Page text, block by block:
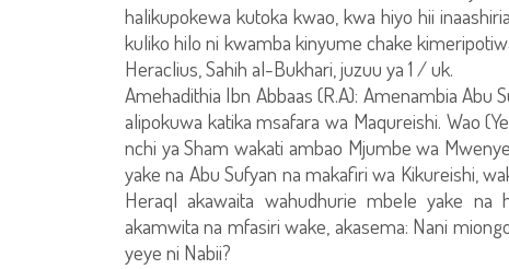
halikupokewa kutoka kwao, kwa hiyo hii
kuliko hilo ni kwamba kinyume chake
Heraclius, Sahih al-Bukhari, juzuu ya 1 / uk.
Amehadithia Ibn Abbaas (R.A): Amenambia
alipokuwa katika msafara wa Maqureishi. Wao
nchi ya Sham wakati ambao Mjumbe wa
yake na Abu Sufyan na makafiri wa Kikureishi,
Heraql akawaita wahudhurie mbele yake
akamwita na mfasiri wake, akasema: Nani
yeye ni Nabii?